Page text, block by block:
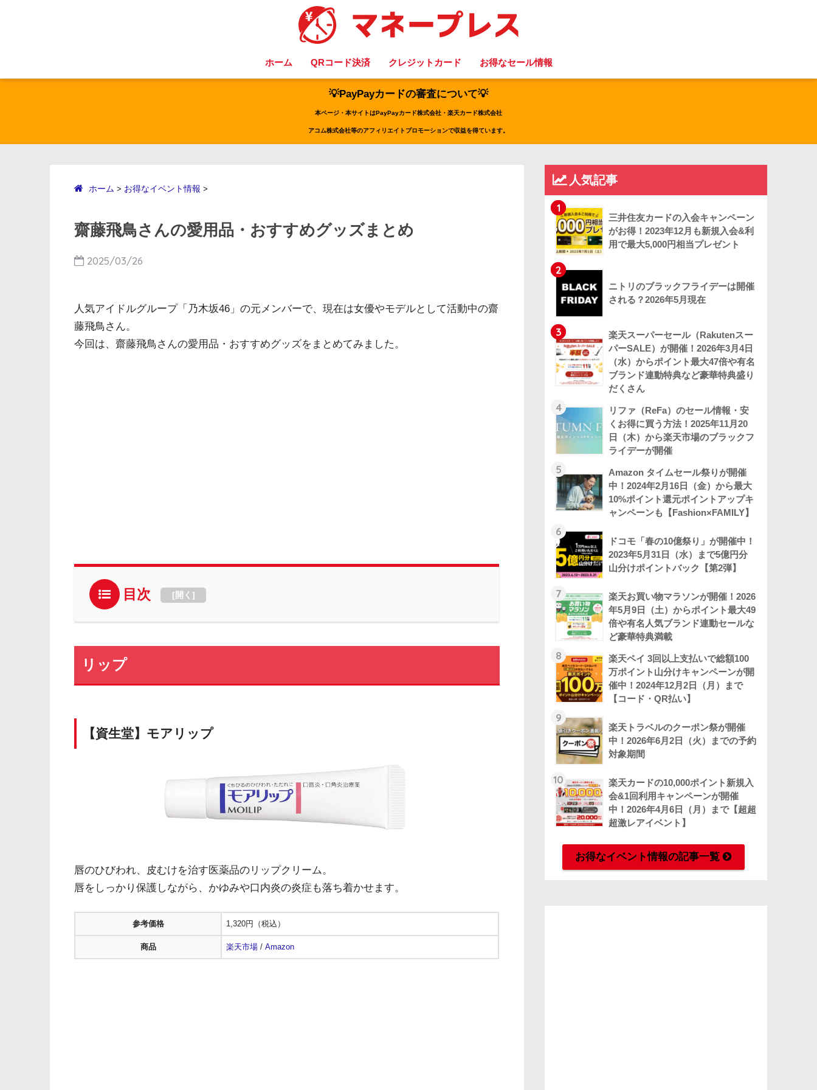
ホーム QRコード決済 クレジットカード お得なセール情報
💡PayPayカードの審査について💡
本ページ・本サイトはPayPayカード株式会社・楽天カード株式会社
アコム株式会社等のアフィリエイトプロモーションで収益を得ています。
ホーム > お得なイベント情報 >
齋藤飛鳥さんの愛用品・おすすめグッズまとめ
2025/03/26
人気アイドルグループ「乃木坂46」の元メンバーで、現在は女優やモデルとして活動中の齋
藤飛鳥さん。
今回は、齋藤飛鳥さんの愛用品・おすすめグッズをまとめてみました。
目次 [開く ]
リップ
【資生堂】モアリップ
唇のひびわれ、皮むけを治す医薬品のリップクリーム。
唇をしっかり保護しながら、かゆみや口内炎の炎症も落ち着かせます。
参考価格 1,320円（税込）
商品 楽天市場 / Amazon
人気記事
1
三井住友カードの入会キャンペーン
がお得！2023年12月も新規入会&利
用で最大5,000円相当プレゼント
2
ニトリのブラックフライデーは開催
される？2026年5月現在
3
楽天スーパーセール（Rakutenスー
パーSALE）が開催！2026年3月4日
（水）からポイント最大47倍や有名
ブランド連動特典など豪華特典盛り
だくさん
4
リファ（ReFa）のセール情報・安
くお得に買う方法！2025年11月20
日（木）から楽天市場のブラックフ
ライデーが開催
5
Amazon タイムセール祭りが開催
中！2024年2月16日（金）から最大
10%ポイント還元ポイントアップキ
ャンペーンも【Fashion×FAMILY】
6
ドコモ「春の10億祭り」が開催中！
2023年5月31日（水）まで5億円分
山分けポイントバック【第2弾】
7
楽天お買い物マラソンが開催！2026
年5月9日（土）からポイント最大49
倍や有名人気ブランド連動セールな
ど豪華特典満載
8
楽天ペイ 3回以上支払いで総額100
万ポイント山分けキャンペーンが開
催中！2024年12月2日（月）まで
【コード・QR払い】
9
楽天トラベルのクーポン祭が開催
中！2026年6月2日（火）までの予約
対象期間
10
楽天カードの10,000ポイント新規入
会&1回利用キャンペーンが開催
中！2026年4月6日（月）まで【超超
超激レアイベント】
お得なイベント情報の記事一覧